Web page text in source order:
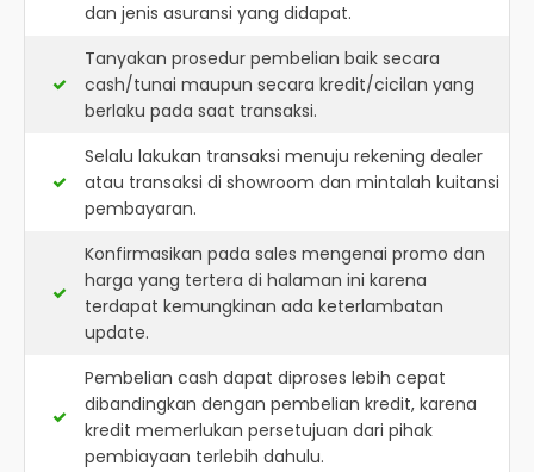
dan jenis asuransi yang didapat.
Tanyakan prosedur pembelian baik secara
cash/tunai maupun secara kredit/cicilan yang
berlaku pada saat transaksi.
Selalu lakukan transaksi menuju rekening dealer
atau transaksi di showroom dan mintalah kuitansi
pembayaran.
Konfirmasikan pada sales mengenai promo dan
harga yang tertera di halaman ini karena
terdapat kemungkinan ada keterlambatan
update.
Pembelian cash dapat diproses lebih cepat
dibandingkan dengan pembelian kredit, karena
kredit memerlukan persetujuan dari pihak
pembiayaan terlebih dahulu.